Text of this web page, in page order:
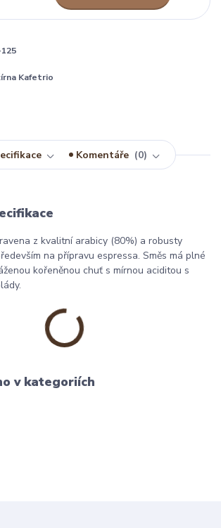
Kafetrio
Komentáře 0
z kvalitní arabicy (80%) a robusty
na přípravu espressa. Směs má plné
kořeněnou chuť s mírnou aciditou s
v kategoriích